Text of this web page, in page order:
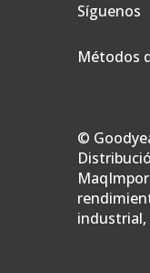
Síguenos
Métodos
©
industrial,